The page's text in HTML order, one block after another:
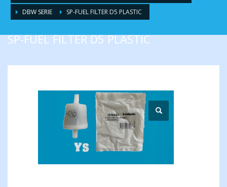
DBW SERIE
SP-FUEL FILTER D5 PLASTIC
SP-FUEL FILTER D5 PLASTIC